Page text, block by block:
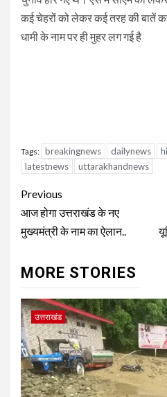
कई चेहरों को लेकर कई तरह की बातें
धामी के नाम पर ही मुहर लग गई है
Tags: breakingnews dailynews
latestnews
uttarakhandnews
Continue
Reading
Previous
आज होगा उत्तराखंड के नए
मुख्यमंत्री के नाम का ऐलान..
MORE STORIES
उत्तराखंड